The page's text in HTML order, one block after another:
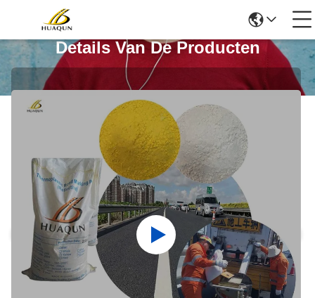
Details Van De Producten